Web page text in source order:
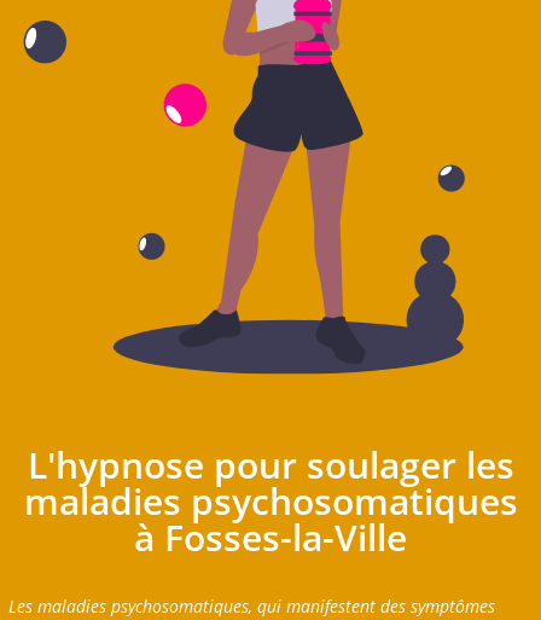
L'hypnose pour soulager les
maladies psychosomatiques
à Fosses-la-Ville
Les maladies psychosomatiques, qui manifestent des symptômes